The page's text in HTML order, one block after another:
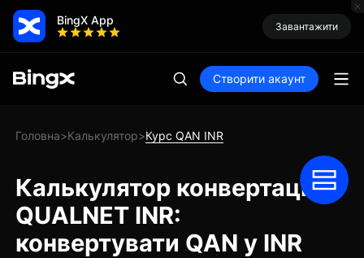
BingX App Завантажити
Створити акаунт
Головна>Калькулятор>Курс QAN INR
Калькулятор конвертації
QUALNET INR:
конвертувати QAN у INR